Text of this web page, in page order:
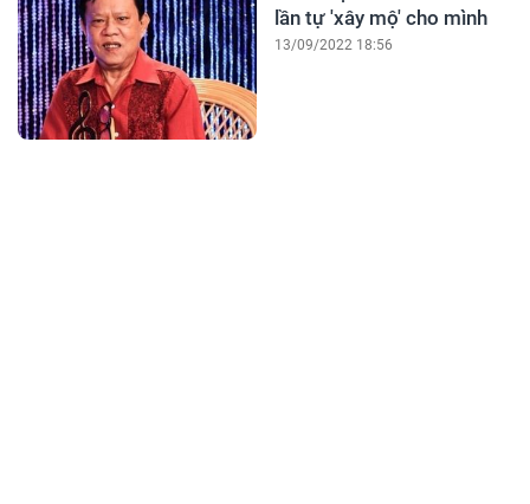
lần tự 'xây mộ' cho mình
13/09/2022 18:56